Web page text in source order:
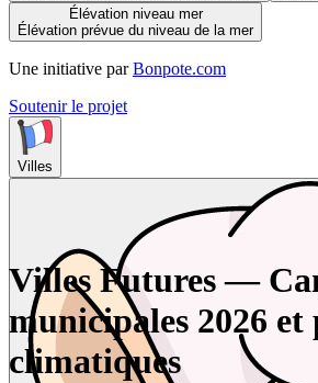
Élévation niveau mer
Élévation prévue du niveau de la mer
Une initiative par Bonpote.com
Soutenir le projet
Villes
Villes Futures —
municipales 2026
climatiques